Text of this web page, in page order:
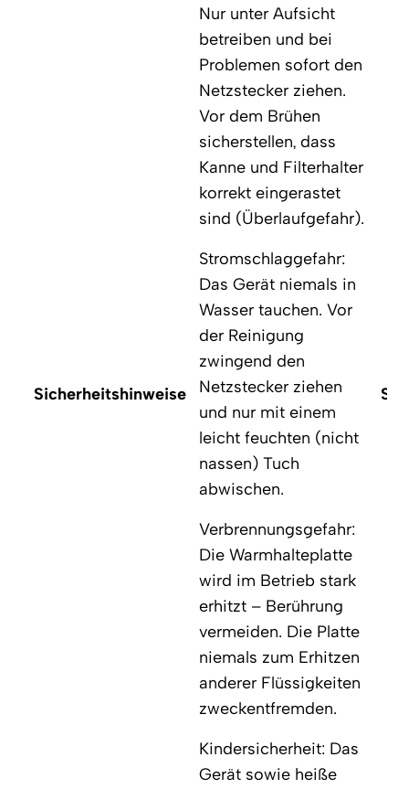
Sicherheitshinweise
Nur unter Aufsicht
betreiben und bei
Problemen sofort den
Netzstecker ziehen.
Vor dem Brühen
sicherstellen, dass
Kanne und Filterhalter
korrekt eingerastet
sind (Überlaufgefahr).
Stromschlaggefahr:
Das Gerät niemals in
Wasser tauchen. Vor
der Reinigung
zwingend den
Netzstecker ziehen
und nur mit einem
leicht feuchten (nicht
nassen) Tuch
abwischen.
Verbrennungsgefahr:
Die Warmhalteplatte
wird im Betrieb stark
erhitzt – Berührung
vermeiden. Die Platte
niemals zum Erhitzen
anderer Flüssigkeiten
zweckentfremden.
Kindersicherheit: Das
Gerät sowie heiße